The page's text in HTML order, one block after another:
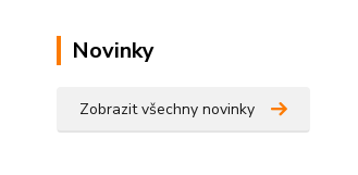
Novinky
Zobrazit všechny novinky